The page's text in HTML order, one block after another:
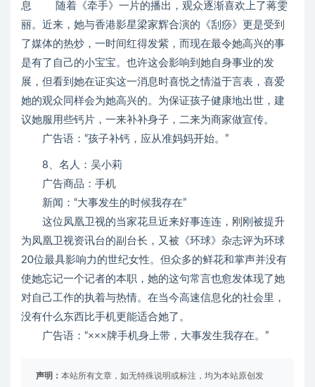
息 随着《牵手》一片的播出，观众逐渐喜欢上了蒋雯
丽。近来，她与香港影星梁家辉合演的《刮痧》更是受到
了媒体的热炒，一时间红得发紫，而现在最令她高兴的事
是有了自己的小宝宝。也许这会影响到她自身事业的发
展，但看到她在证实这一消息时喜悦之情溢于言表，喜爱
她的观众同样会为她高兴的。为保证孩子健康地出世，建
议她服用些钙片，一来补补身子，二来为商家做宣传。
广告语：“孩子补钙，应从准妈妈开始。”
8、名人：吴小莉
广告商品：手机
新闻：“大事发生的时候我存在”
这位凤凰卫视的当家花旦近来好事连连，刚刚被提升
为凤凰卫视资讯台的副台长，又被《环球》杂志评为环球
20位最具影响力的世纪女性。但众多的鲜花和掌声并没有
使她忘记一个记者的本职，她的这句常言也愈发体现了她
对自己工作的执着与热情。在当今高速信息化的社会里，
没有什么东西比手机更能适合她了。
广告语：“×××牌手机身上带，大事发生我存在。”
声明： 本站所有文章，如无特殊说明或标注，均为本站原创发